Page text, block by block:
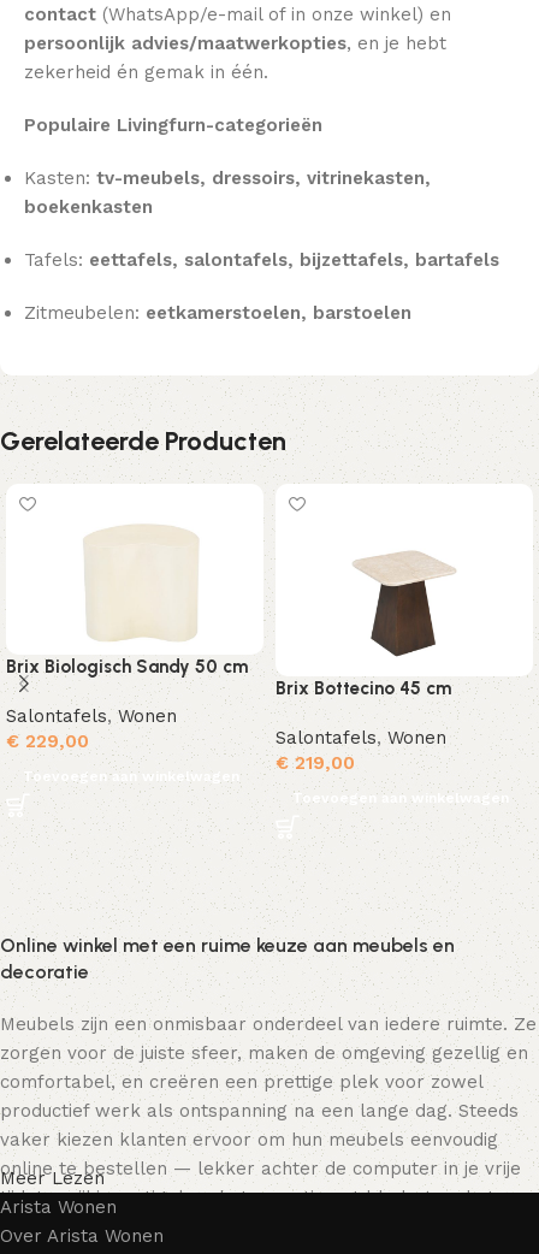
contact (WhatsApp/e-mail of in onze winkel) en
persoonlijk advies/maatwerkopties, en je hebt
zekerheid én gemak in één.
Populaire Livingfurn-categorieën
Kasten: tv-meubels, dressoirs, vitrinekasten,
boekenkasten
Tafels: eettafels, salontafels, bijzettafels, bartafels
Zitmeubelen: eetkamerstoelen, barstoelen
Gerelateerde Producten
Brix Biologisch Sandy 50 cm
Salontafels,Wonen
€ 229,00
Toevoegen aan winkelwagen
Brix Bottecino 45 cm
Salontafels,Wonen
€219,00
Toevoegen aan winkelwagen
Online winkel met een ruime keuze aan meubels en
decoratie
Meubels zijn een onmisbaar onderdeel van iedere ruimte. Ze
zorgen voor de juiste sfeer, maken de omgeving gezellig en
comfortabel, en creëren een prettige plek voor zowel
productief werk als ontspanning na een lange dag. Steeds
vaker kiezen klanten ervoor om hun meubels eenvoudig
online te bestellen — lekker achter de computer in je vrije
tijd, terwijl je rustig door het assortiment bladert en het
meubelstuk kiest dat bij je past. Onze online winkel biedt
Meer Lezen
Arista Wonen
Over Arista Wonen